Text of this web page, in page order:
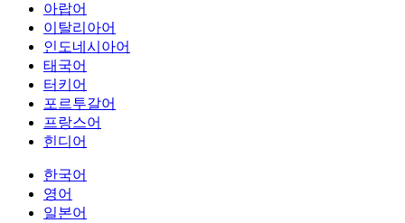
아랍어
이탈리아어
인도네시아어
태국어
터키어
포르투갈어
프랑스어
힌디어
한국어
영어
일본어